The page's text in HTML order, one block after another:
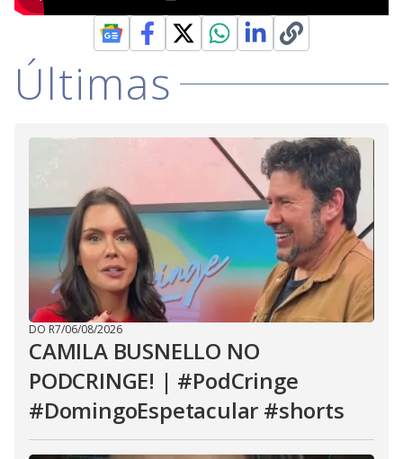
Últimas
DO R7/06/08/2026
CAMILA BUSNELLO NO
PODCRINGE! | #PodCringe
#DomingoEspetacular #shorts